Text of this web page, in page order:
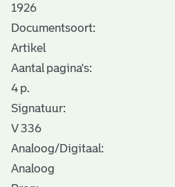
1926
Documentsoort:
Artikel
Aantal pagina's:
4 p.
Signatuur:
V 336
Analoog/Digitaal:
Analoog